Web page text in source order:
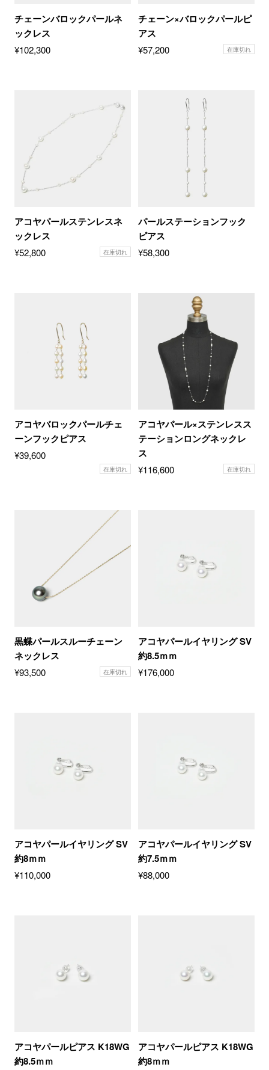
チェーンバロックパールネ
ックレス
¥102,300
チェーン×バロックパールピ
アス
¥57,200 在庫切れ
アコヤパールステンレスネ
ックレス
¥52,800 在庫切れ
パールステーションフック
ピアス
¥58,300
アコヤバロックパールチェ
ーンフックピアス
¥39,600
在庫切れ
アコヤパール×ステンレスス
テーションロングネックレ
ス
¥116,600 在庫切れ
黒蝶パールスルーチェーン
ネックレス
¥93,500 在庫切れ
アコヤパールイヤリング SV
約8.5ｍｍ
¥176,000
アコヤパールイヤリング SV
約8ｍｍ
¥110,000
アコヤパールイヤリング SV
約7.5ｍｍ
¥88,000
アコヤパールピアス K18WG
約8.5ｍｍ
アコヤパールピアス K18WG
約8ｍｍ